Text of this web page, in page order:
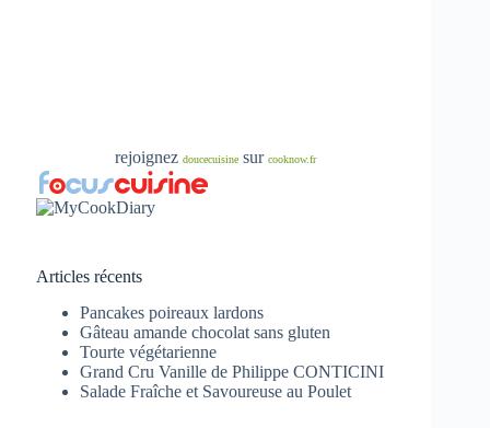
rejoignezdoucecuisine surcooknow.fr
Articles récents
Pancakes poireaux lardons
Gâteau amande chocolat sans gluten
Tourte végétarienne
Grand Cru Vanille de Philippe CONTICINI
Salade Fraîche et Savoureuse au Poulet